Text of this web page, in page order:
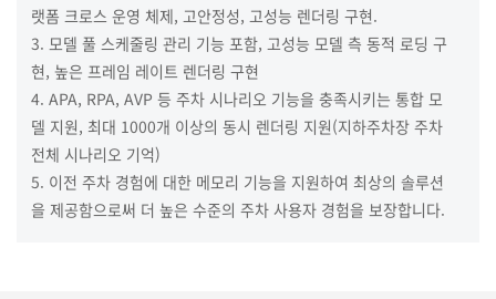
랫폼 크로스 운영 체제, 고안정성, 고성능 렌더링 구현.
3. 모델 풀 스케줄링 관리 기능 포함, 고성능 모델 측 동적 로딩 구
현, 높은 프레임 레이트 렌더링 구현
4. APA, RPA, AVP 등 주차 시나리오 기능을 충족시키는 통합 모
델 지원, 최대 1000개 이상의 동시 렌더링 지원(지하주차장 주차
전체 시나리오 기억)
5. 이전 주차 경험에 대한 메모리 기능을 지원하여 최상의 솔루션
을 제공함으로써 더 높은 수준의 주차 사용자 경험을 보장합니다.